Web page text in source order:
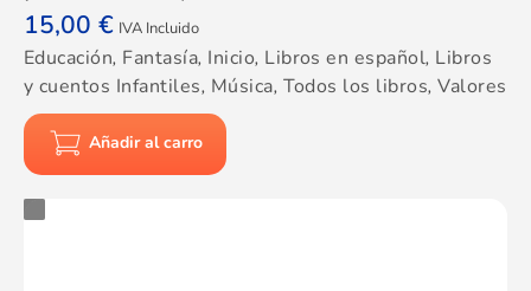
15,00 € IVA Incluido
Educación, Fantasía, Inicio, Libros en español, Libros
y cuentos Infantiles, Música, Todos los libros,Valores
Añadir al carro